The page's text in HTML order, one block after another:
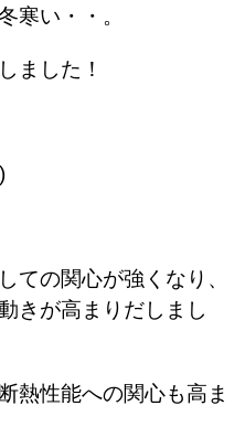
寒い・・。
ました！
ての関心が強くなり、
きが高まりだしまし
熱性能への関心も高ま